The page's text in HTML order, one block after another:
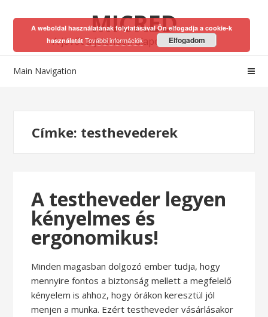
to
navigation
to
content
MICRED
A jövőt a jelenben alapozhatod meg!
Main Navigation
Címke: testhevederek
A testheveder legyen
kényelmes és
ergonomikus!
Minden magasban dolgozó ember tudja, hogy
mennyire fontos a biztonság mellett a megfelelő
kényelem is ahhoz, hogy órákon keresztül jól
menjen a munka. Ezért testheveder vásárlásakor
A weboldal használatának folytatásával Ön elfogadja a cookie-k
használatátTovábbi információk Elfogadom